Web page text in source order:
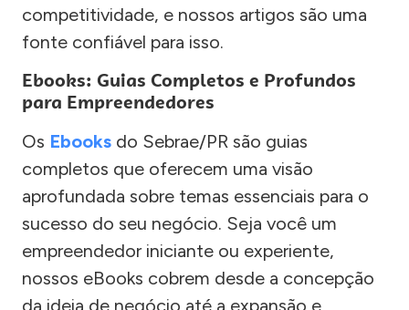
competitividade, e nossos artigos são uma
fonte confiável para isso.
Ebooks: Guias Completos e Profundos
para Empreendedores
Os Ebooks do Sebrae/PR são guias
completos que oferecem uma visão
aprofundada sobre temas essenciais para o
sucesso do seu negócio. Seja você um
empreendedor iniciante ou experiente,
nossos eBooks cobrem desde a concepção
da ideia de negócio até a expansão e